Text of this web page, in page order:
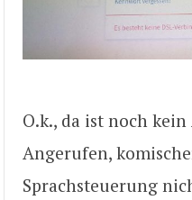
O.k., da ist noch
Angerufen,
Sprachsteuerung